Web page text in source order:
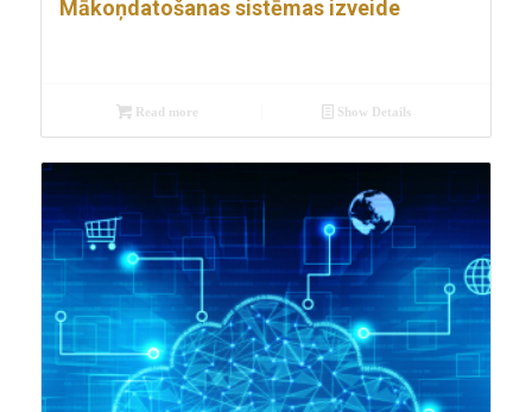
Mākoņdatošanas sistēmas izveide
Read more Show Details